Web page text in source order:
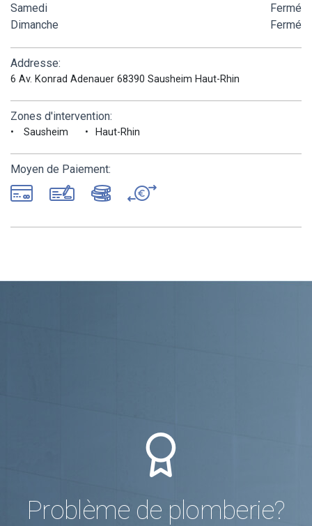
Samedi
Fermé
Dimanche
Fermé
Addresse:
6 Av. Konrad Adenauer 68390 Sausheim Haut-Rhin
Zones d'intervention:
Sausheim Haut-Rhin
Moyen de Paiement:
Problème de plomberie?